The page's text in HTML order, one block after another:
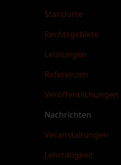
Standorte
Rechtsgebiete
Leistungen
Referenzen
Veröffentlichungen
Nachrichten
Veranstaltungen
Lehrtätigkeit